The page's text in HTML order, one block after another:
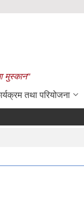
मुस्कान"
तथा परियोजना